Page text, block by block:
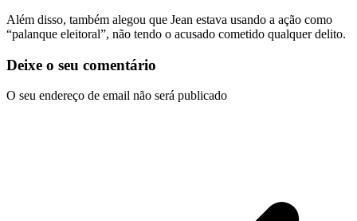
Além disso, também alegou que Jean estava usando a ação como
“palanque eleitoral”, não tendo o acusado cometido qualquer delito.
Deixe o seu comentário
O seu endereço de email não será publicado